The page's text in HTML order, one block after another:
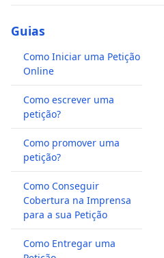
Guias
Como Iniciar uma Petição
Online
Como escrever uma
petição?
Como promover uma
petição?
Como Conseguir
Cobertura na Imprensa
para a sua Petição
Como Entregar uma